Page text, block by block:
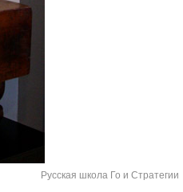
Русская школа Го и Стратегии